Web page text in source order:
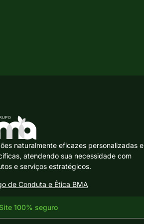
naturalmente eficazes personalizadas e
atendendo sua necessidade com
e serviços estratégicos.
de Conduta e Ética BMA
Site 100% seguro